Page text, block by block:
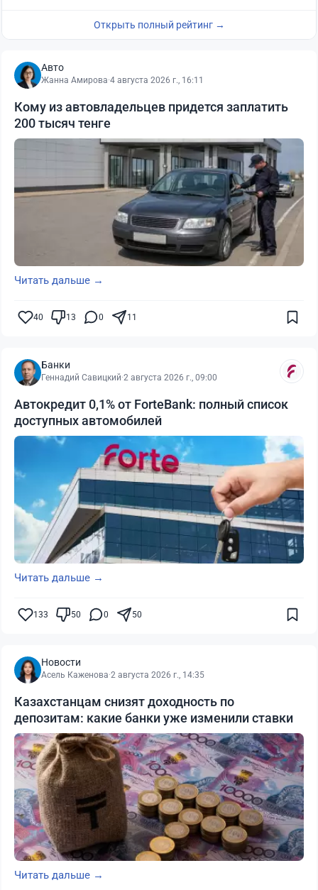
Открыть полный рейтинг →
Авто
Жанна Амирова·4 августа 2026 г., 16:11
Кому из автовладельцев придется заплатить
200 тысяч тенге
Читать дальше →
40 13 0 11
Банки
Геннадий Савицкий·2 августа 2026 г., 09:00
Автокредит 0,1% от ForteBank: полный список
доступных автомобилей
Читать дальше →
133 50 0 50
Новости
Асель Каженова·2 августа 2026 г., 14:35
Казахстанцам снизят доходность по
депозитам: какие банки уже изменили ставки
Читать дальше →